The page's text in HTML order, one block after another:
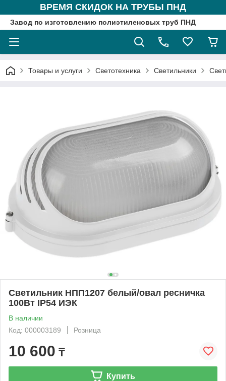
ВРЕМЯ СКИДОК НА ТРУБЫ ПНД
Завод по изготовлению полиэтиленовых труб ПНД
Товары и услуги Светотехника Светильники
Светильник НПП1207 белый/овал ресничка
100Вт IP54 ИЭК
В наличии
Код: 000003189
Розница
10 600 ₸
Купить